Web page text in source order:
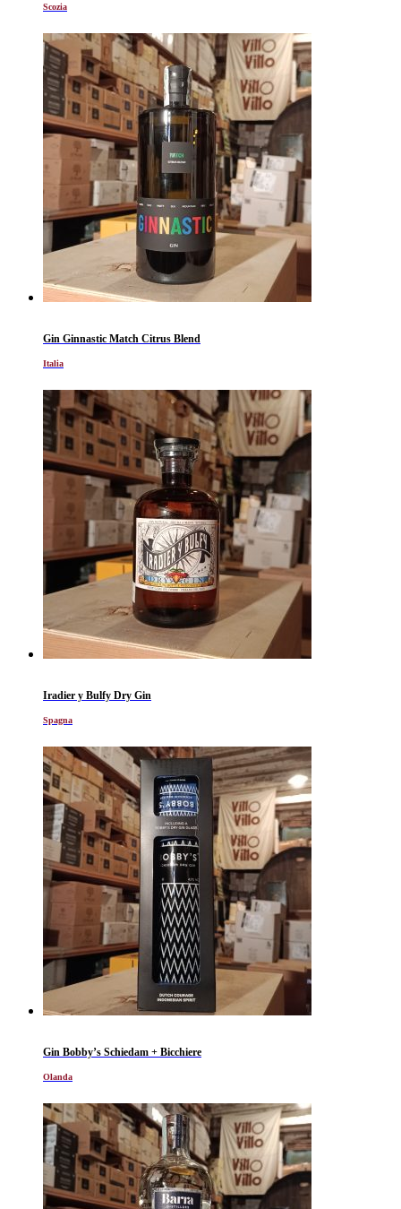
Scozia
Gin Ginnastic Match Citrus Blend
Italia
Iradier y Bulfy Dry Gin
Spagna
Gin Bobby’s Schiedam + Bicchiere
Olanda